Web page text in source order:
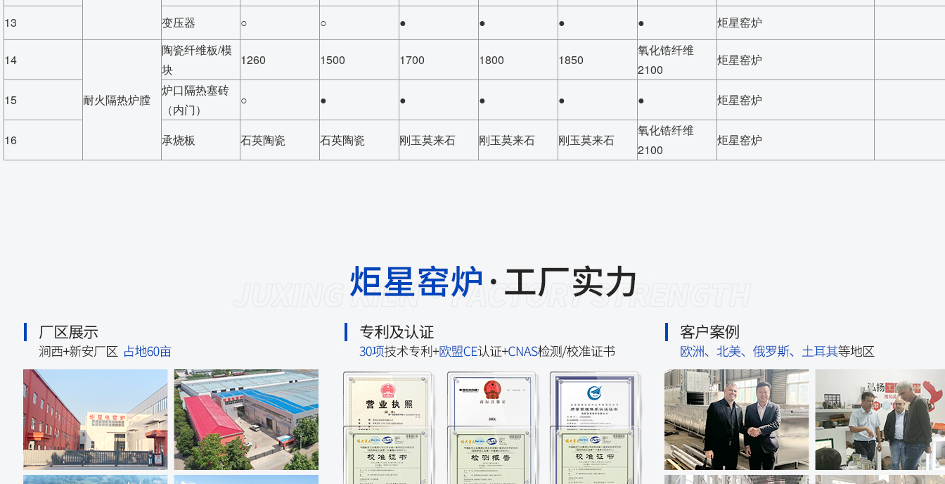
13 变压器 ○ ○ ● ● ● ● 炬星窑炉
14
耐火隔热炉膛
陶瓷纤维板/模
块
1260 1500 1700 1800 1850
氧化锆纤维
2100
炬星窑炉
15
炉口隔热塞砖
（内门）
○ ● ● ● ● ● 炬星窑炉
16 承烧板 石英陶瓷 石英陶瓷 刚玉莫来石 刚玉莫来石 刚玉莫来石
氧化锆纤维
2100
炬星窑炉